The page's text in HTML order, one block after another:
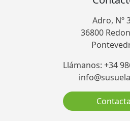
Adro, Nº
36800
Llámanos: +34
Contacta